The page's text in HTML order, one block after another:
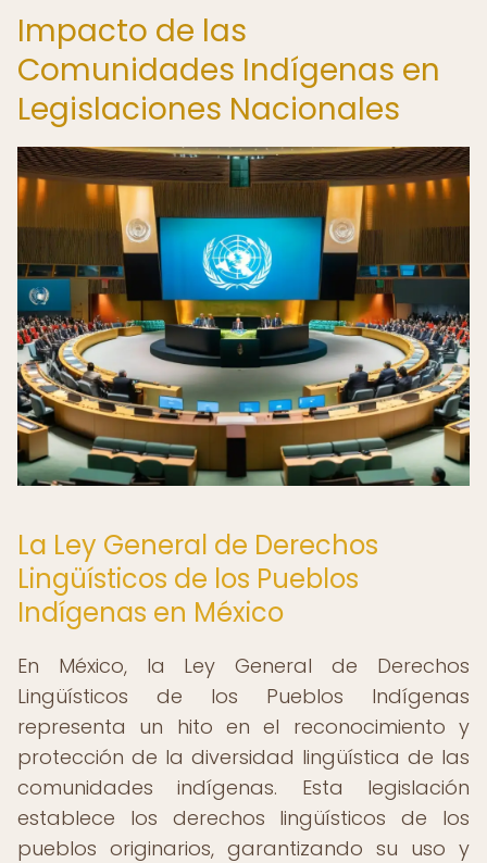
Impacto de las
Comunidades Indígenas en
Legislaciones Nacionales
La Ley General de Derechos
Lingüísticos de los Pueblos
Indígenas en México
En México, la Ley General de Derechos
Lingüísticos de los Pueblos Indígenas
representa un hito en el reconocimiento y
protección de la diversidad lingüística de las
comunidades indígenas. Esta legislación
establece los derechos lingüísticos de los
pueblos originarios, garantizando su uso y